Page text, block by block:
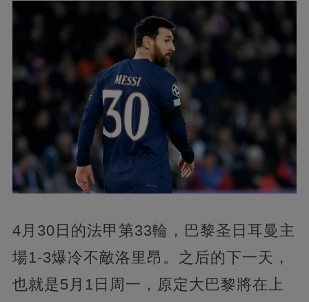
4月30日的法甲第33輪，巴黎圣日耳曼主
場1-3爆冷不敵洛里昂。之后的下一天，
也就是5月1日周一，原定大巴黎將在上